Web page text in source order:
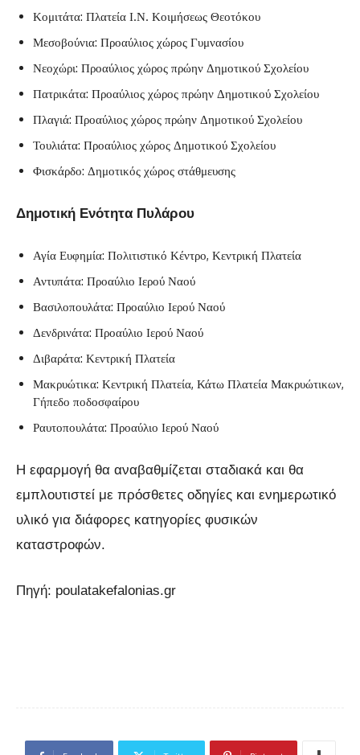
Κομιτάτα: Πλατεία Ι.Ν. Κοιμήσεως Θεοτόκου
Μεσοβούνια: Προαύλιος χώρος Γυμνασίου
Νεοχώρι: Προαύλιος χώρος πρώην Δημοτικού Σχολείου
Πατρικάτα: Προαύλιος χώρος πρώην Δημοτικού Σχολείου
Πλαγιά: Προαύλιος χώρος πρώην Δημοτικού Σχολείου
Τουλιάτα: Προαύλιος χώρος Δημοτικού Σχολείου
Φισκάρδο: Δημοτικός χώρος στάθμευσης
Δημοτική Ενότητα Πυλάρου
Αγία Ευφημία: Πολιτιστικό Κέντρο, Κεντρική Πλατεία
Αντυπάτα: Προαύλιο Ιερού Ναού
Βασιλοπουλάτα: Προαύλιο Ιερού Ναού
Δενδρινάτα: Προαύλιο Ιερού Ναού
Διβαράτα: Κεντρική Πλατεία
Μακρυώτικα: Κεντρική Πλατεία, Κάτω Πλατεία Μακρυώτικων,
Γήπεδο ποδοσφαίρου
Ραυτοπουλάτα: Προαύλιο Ιερού Ναού
Η εφαρμογή θα αναβαθμίζεται σταδιακά και θα
εμπλουτιστεί με πρόσθετες οδηγίες και ενημερωτικό
υλικό για διάφορες κατηγορίες φυσικών
καταστροφών.
Πηγή: poulatakefalonias.gr